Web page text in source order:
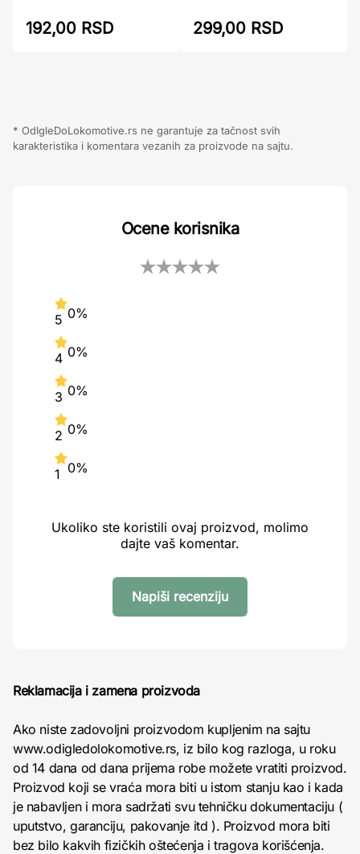
192,00 RSD 299,00 RSD
* OdIgleDoLokomotive.rs ne garantuje za tačnost svih
karakteristika i komentara vezanih za proizvode na sajtu.
Ocene korisnika
5 0%
4 0%
3 0%
2 0%
1 0%
Ukoliko ste koristili ovaj proizvod, molimo
dajte vaš komentar.
Napiši recenziju
Reklamacija i zamena proizvoda
Ako niste zadovoljni proizvodom kupljenim na sajtu
www.odigledolokomotive.rs, iz bilo kog razloga, u roku
od 14 dana od dana prijema robe možete vratiti proizvod.
Proizvod koji se vraća mora biti u istom stanju kao i kada
je nabavljen i mora sadržati svu tehničku dokumentaciju (
uputstvo, garanciju, pakovanje itd ). Proizvod mora biti
bez bilo kakvih fizičkih oštećenja i tragova korišćenja.